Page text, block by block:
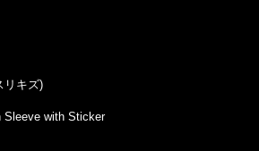
リキズ)
Sleeve with Sticker